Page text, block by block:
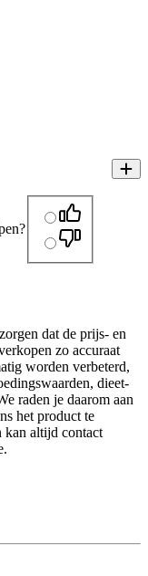
dat de prijs- en
zo accuraat
worden verbeterd,
dieet-
raden je daarom aan
het product te
kan altijd contact